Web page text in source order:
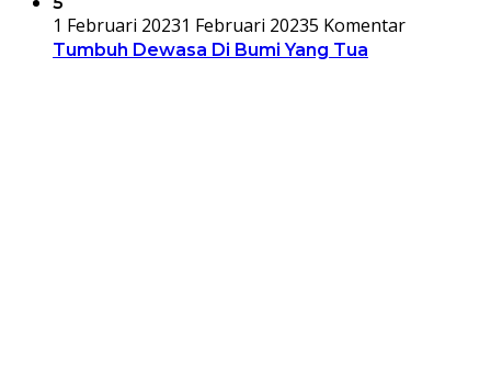
1 Februari 20231 Februari 20235 Komentar
Tumbuh Dewasa Di Bumi Yang Tua